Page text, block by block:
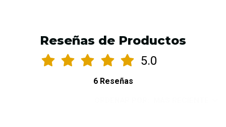
Reseñas de Productos
5.0
6 Reseñas